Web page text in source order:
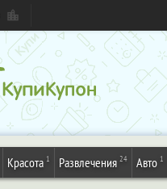
Красота 1 Развлечения 24 Авто 1